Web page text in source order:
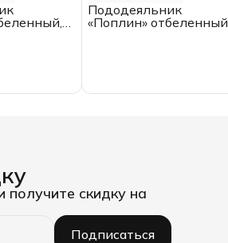
Пододеяльник
«Поплин» отбеленный,
скидку на
Подписаться